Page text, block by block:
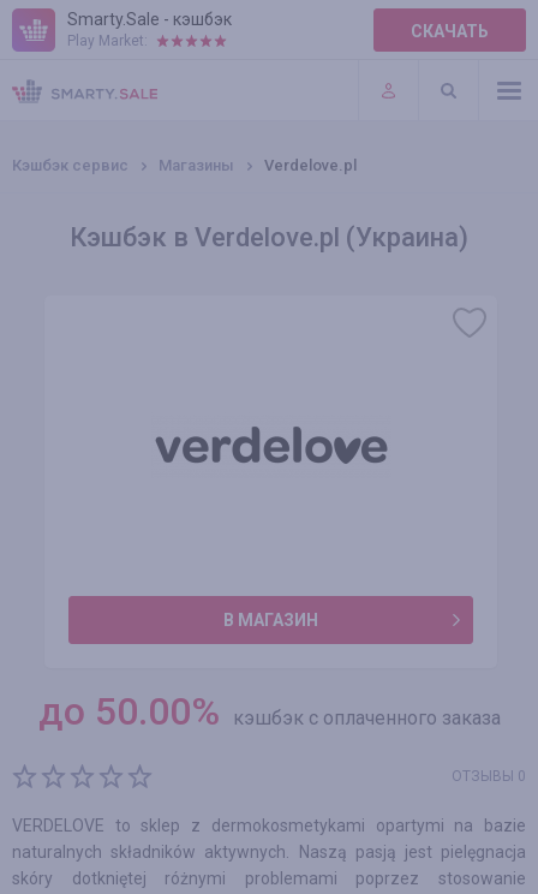
Smarty.Sale - кэшбэк
Play Market: СКАЧАТЬ
ПРАВИЛА
ПЛАГИНЫ
Кэшбэк сервис Магазины Verdelove.pl
Кэшбэк в Verdelove.pl (Украина)
В МАГАЗИН
до 50.00% кэшбэк с оплаченного заказа
ОТЗЫВЫ 0
VERDELOVE to sklep z dermokosmetykami opartymi na bazie
naturalnych składników aktywnych. Naszą pasją jest pielęgnacja
skóry dotkniętej różnymi problemami poprzez stosowanie